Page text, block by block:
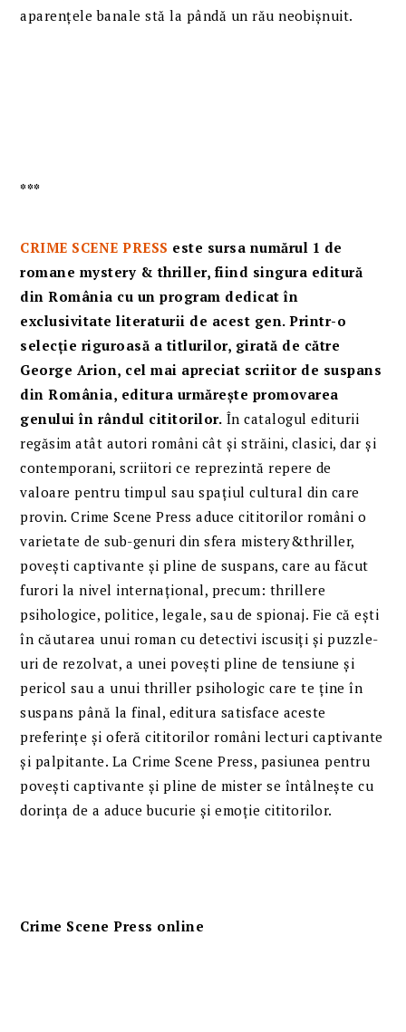
aparențele banale stă la pândă un rău neobișnuit.
***
CRIME SCENE PRESS este sursa numărul 1 de
romane mystery & thriller, fiind singura editură
din România cu un program dedicat în
exclusivitate literaturii de acest gen.Printr-o
selecție riguroasă a titlurilor, girată de către
George Arion, cel mai apreciat scriitor de suspans
din România, editura urmărește promovarea
genului în rândul cititorilor. În catalogul editurii
regăsim atât autori români cât și străini, clasici, dar și
contemporani, scriitori ce reprezintă repere de
valoare pentru timpul sau spațiul cultural din care
provin. Crime Scene Press aduce cititorilor români o
varietate de sub-genuri din sfera mistery&thriller,
povești captivante și pline de suspans, care au făcut
furori la nivel internațional, precum: thrillere
psihologice, politice, legale, sau de spionaj. Fie că ești
în căutarea unui roman cu detectivi iscusiți și puzzle-
uri de rezolvat, a unei povești pline de tensiune și
pericol sau a unui thriller psihologic care te ține în
suspans până la final, editura satisface aceste
preferințe și oferă cititorilor români lecturi captivante
și palpitante. La Crime Scene Press, pasiunea pentru
povești captivante și pline de mister se întâlnește cu
dorința de a aduce bucurie și emoție cititorilor.
Crime Scene Press online